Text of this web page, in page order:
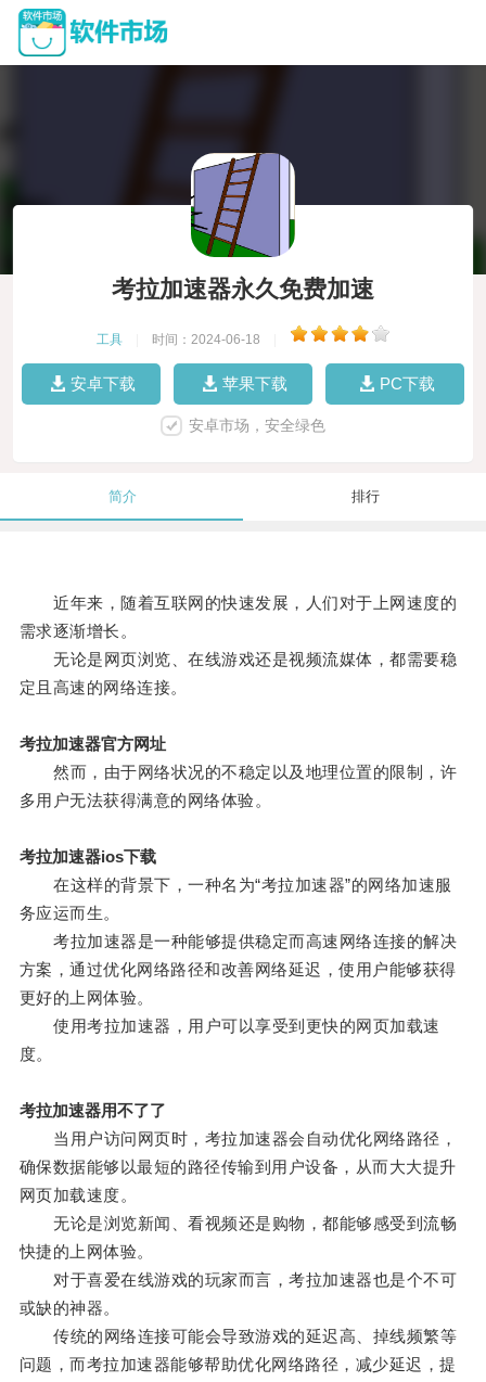
考拉加速器永久免费加速
工具 时间：2024-06-18
安卓下载 苹果下载 PC下载
安卓市场，安全绿色
简介 排行
近年来，随着互联网的快速发展，人们对于上网速度的
需求逐渐增长。
无论是网页浏览、在线游戏还是视频流媒体，都需要稳
定且高速的网络连接。
考拉加速器官方网址
然而，由于网络状况的不稳定以及地理位置的限制，许
多用户无法获得满意的网络体验。
考拉加速器ios下载
在这样的背景下，一种名为“考拉加速器”的网络加速服
务应运而生。
考拉加速器是一种能够提供稳定而高速网络连接的解决
方案，通过优化网络路径和改善网络延迟，使用户能够获得
更好的上网体验。
使用考拉加速器，用户可以享受到更快的网页加载速
度。
考拉加速器用不了了
当用户访问网页时，考拉加速器会自动优化网络路径，
确保数据能够以最短的路径传输到用户设备，从而大大提升
网页加载速度。
无论是浏览新闻、看视频还是购物，都能够感受到流畅
快捷的上网体验。
对于喜爱在线游戏的玩家而言，考拉加速器也是个不可
或缺的神器。
传统的网络连接可能会导致游戏的延迟高、掉线频繁等
问题，而考拉加速器能够帮助优化网络路径，减少延迟，提